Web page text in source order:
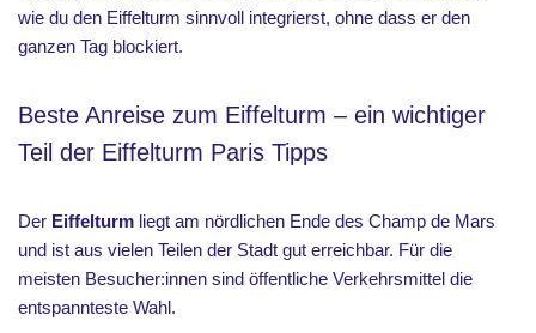
wie du den Eiffelturm sinnvoll integrierst, ohne dass er den
ganzen Tag blockiert.
Beste Anreise zum Eiffelturm – ein wichtiger
Teil der Eiffelturm Paris Tipps
Der Eiffelturm liegt am nördlichen Ende des Champ de Mars
und ist aus vielen Teilen der Stadt gut erreichbar. Für die
meisten Besucher:innen sind öffentliche Verkehrsmittel die
entspannteste Wahl.